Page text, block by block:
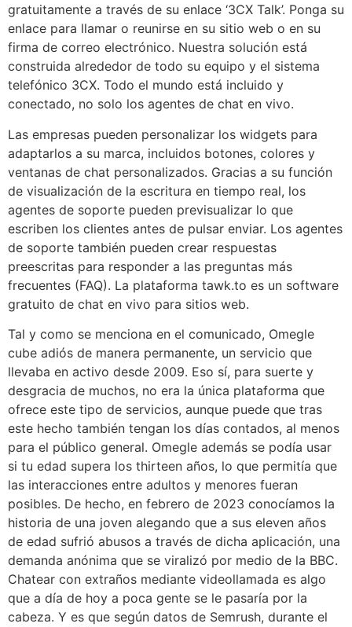
gratuitamente a través de su enlace ‘3CX Talk’. Ponga su
enlace para llamar o reunirse en su sitio web o en su
firma de correo electrónico. Nuestra solución está
construida alrededor de todo su equipo y el sistema
telefónico 3CX. Todo el mundo está incluido y
conectado, no solo los agentes de chat en vivo.
Las empresas pueden personalizar los widgets para
adaptarlos a su marca, incluidos botones, colores y
ventanas de chat personalizados. Gracias a su función
de visualización de la escritura en tiempo real, los
agentes de soporte pueden previsualizar lo que
escriben los clientes antes de pulsar enviar. Los agentes
de soporte también pueden crear respuestas
preescritas para responder a las preguntas más
frecuentes (FAQ). La plataforma tawk.to es un software
gratuito de chat en vivo para sitios web.
Tal y como se menciona en el comunicado, Omegle
cube adiós de manera permanente, un servicio que
llevaba en activo desde 2009. Eso sí, para suerte y
desgracia de muchos, no era la única plataforma que
ofrece este tipo de servicios, aunque puede que tras
este hecho también tengan los días contados, al menos
para el público general. Omegle además se podía usar
si tu edad supera los thirteen años, lo que permitía que
las interacciones entre adultos y menores fueran
posibles. De hecho, en febrero de 2023 conocíamos la
historia de una joven alegando que a sus eleven años
de edad sufrió abusos a través de dicha aplicación, una
demanda anónima que se viralizó por medio de la BBC.
Chatear con extraños mediante videollamada es algo
que a día de hoy a poca gente se le pasaría por la
cabeza. Y es que según datos de Semrush, durante el